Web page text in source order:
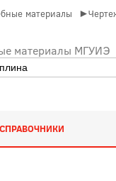
материалы
материалы МГУИЭ